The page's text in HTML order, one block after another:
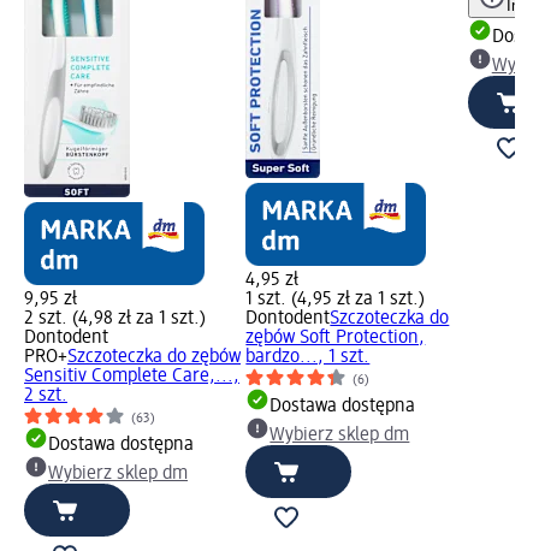
9,95 zł
2 szt. (4,98 zł za 1 szt.)
Dontodent
PRO+Szczoteczka do zębów
Sensitiv Complete Care,...,
2 szt.
(63)
Dostawa dostępna
Wybierz sklep dm
4,95 zł
1 szt. (4,95 zł za 1 szt.)
DontodentSzczoteczka do
zębów Soft Protection,
bardzo..., 1 szt.
(6)
Dostawa dostępna
Wybierz sklep dm